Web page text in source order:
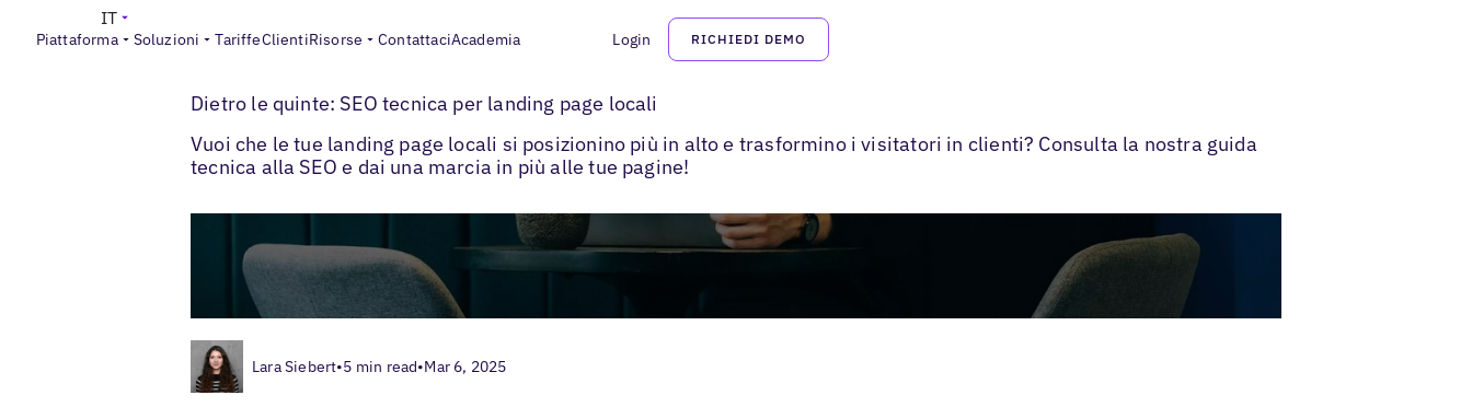
Piattaforma Soluzioni TariffeClientiRisorse ContattaciAcademia Login RICHIEDI DEMO
IT
Blogs> SEO locale>
Dietro le quinte: SEO tecnica per landing page locali
Vuoi che le tue landing page locali si posizionino più in alto e trasformino i visitatori in clienti? Consulta la nostra guida
tecnica alla SEO e dai una marcia in più alle tue pagine!
Lara Siebert•5 min read•Mar 6, 2025